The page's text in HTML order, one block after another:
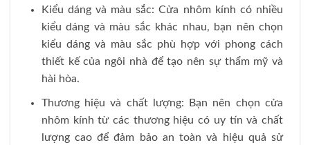
Kiểu dáng và màu sắc: Cửa nhôm kính có nhiều
kiểu dáng và màu sắc khác nhau, bạn nên chọn
kiểu dáng và màu sắc phù hợp với phong cách
thiết kế của ngôi nhà để tạo nên sự thẩm mỹ và
hài hòa.
Thương hiệu và chất lượng: Bạn nên chọn cửa
nhôm kính từ các thương hiệu có uy tín và chất
lượng cao để đảm bảo an toàn và hiệu quả sử